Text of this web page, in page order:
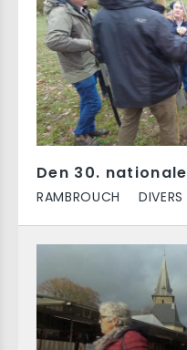
Den 30.
RAMBROUCH DIVERS